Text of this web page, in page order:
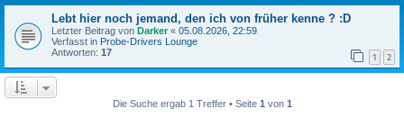
Lebt hier noch jemand, den ich von früher kenne ? :D
Letzter Beitrag von Darker« 05.08.2026, 22:59
Verfasst in Probe-Drivers Lounge
Antworten: 17 1 2
Die Suche ergab 1 Treffer • Seite 1 von 1